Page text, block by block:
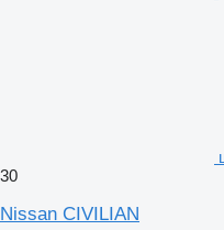
30
Nissan CIVILIAN